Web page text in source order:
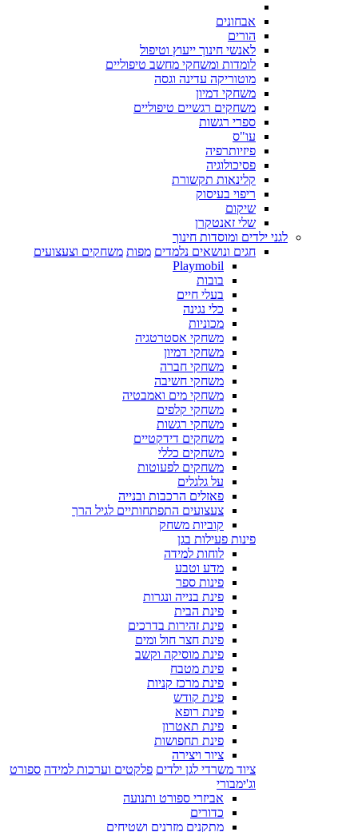
אבחונים
הורים
לאנשי חינוך ייעוץ וטיפול
לומדות ומשחקי מחשב טיפוליים
מוטוריקה עדינה וגסה
משחקי דמיון
משחקים רגשיים טיפוליים
ספרי רגשות
עו"ס
פיזיותרפיה
פסיכולוגיה
קלינאות תקשורת
ריפוי בעיסוק
שיקום
שלי זאנטקרן
לגני ילדים ומוסדות חינוך
חגים ונושאים נלמדים מפות משחקים וצעצועים
Playmobil
בובות
בעלי חיים
כלי נגינה
מכוניות
משחקי אסטרטגיה
משחקי דמיון
משחקי חברה
משחקי חשיבה
משחקי מים ואמבטיה
משחקי קלפים
משחקי רגשות
משחקים דידקטיים
משחקים כללי
משחקים לפעוטות
על גלגלים
פאזלים הרכבות ובנייה
צעצועים התפתחותיים לגיל הרך
קוביות משחק
פינות פעילות בגן
לוחות למידה
מדע וטבע
פינות ספר
פינת בנייה ונגרות
פינת הבית
פינת זהירות בדרכים
פינת חצר חול ומים
פינת מוסיקה וקשב
פינת מטבח
פינת מרכז קניות
פינת קודש
פינת רופא
פינת תאטרון
פינת תחפושות
ציור ויצירה
ציוד משרדי לגן ילדים פלקטים וערכות למידה ספורט
וג'ימבורי
אביזרי ספורט ותנועה
כדורים
מתקנים מזרנים ושטיחים